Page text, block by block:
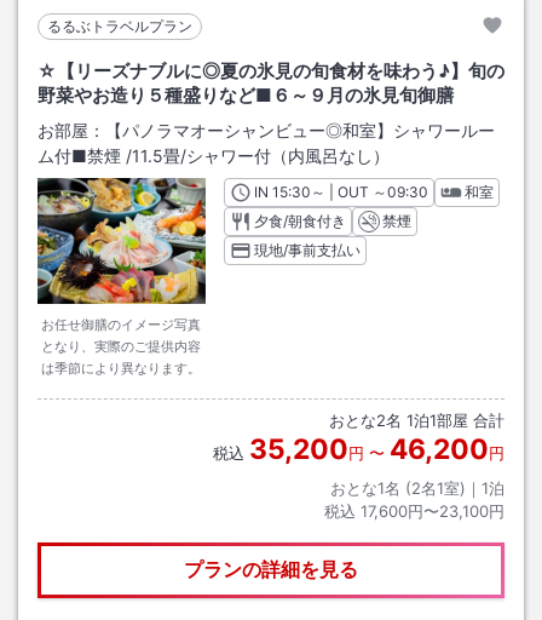
るるぶトラベルプラン
☆【リーズナブルに◎夏の氷見の旬食材を味わう♪】旬の
野菜やお造り５種盛りなど■６～９月の氷見旬御膳
お部屋：
【パノラマオーシャンビュー◎和室】シャワールー
ム付■禁煙 /11.5畳/シャワー付（内風呂なし）
お任せ御膳のイメージ写真
となり、実際のご提供内容
は季節により異なります。
INチェックイン
15:30 ～ | OUT チェックアウト
～09:30
和室
夕食/朝食付き
禁煙
現地/事前支払い
おとな2名 1泊1部屋 合計
税込 35,200円 〜 46,200円
おとな1名 (2名1室)｜ 1泊
税込 17,600円〜23,100円
プランの詳細を見る